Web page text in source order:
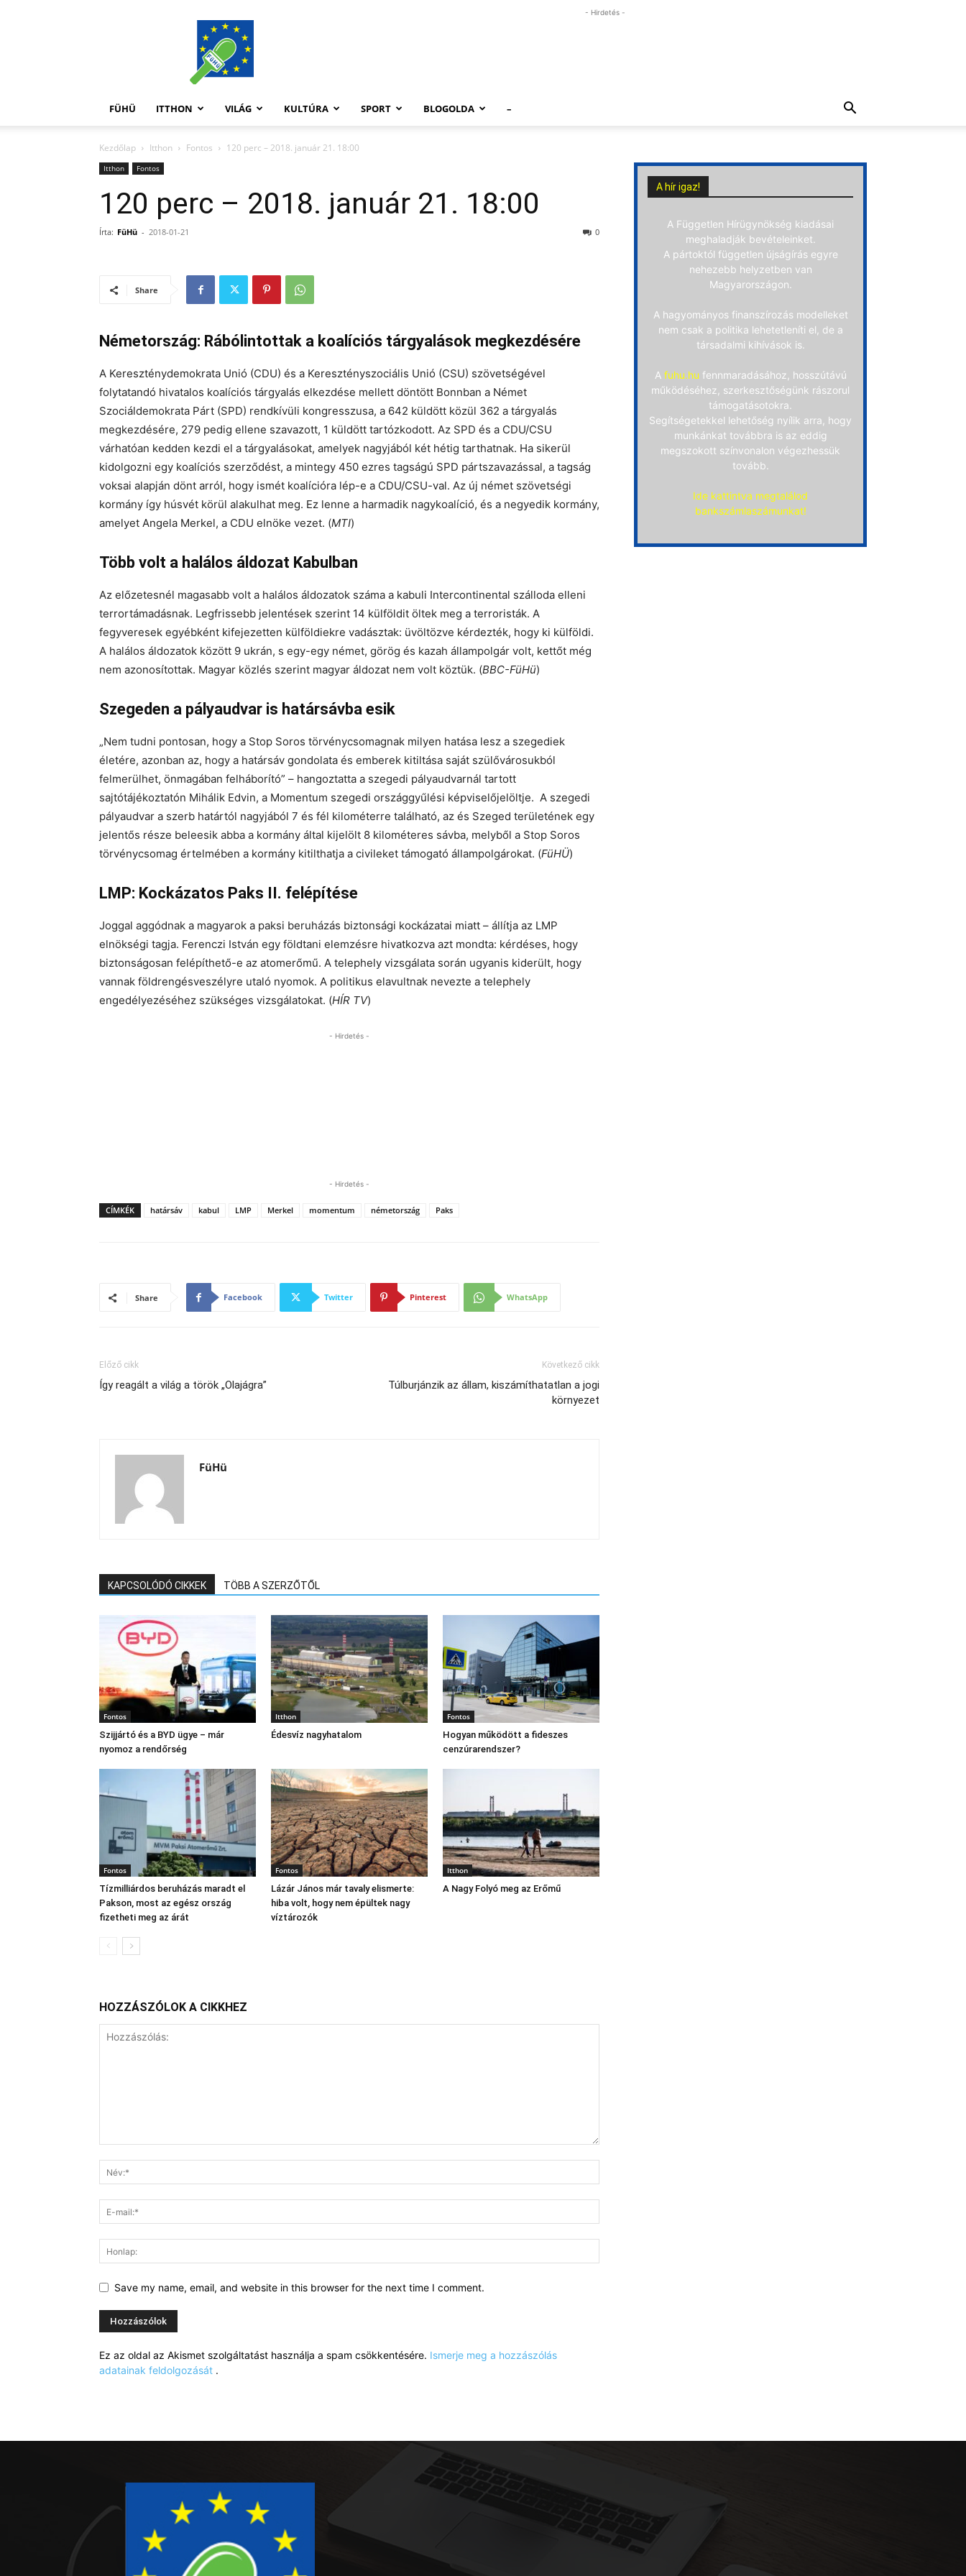
FüHü
- Hirdetés -
FÜHÜ ITTHON VILÁG KULTÚRA SPORT BLOGOLDA –
Kezdőlap Itthon Fontos 120 perc – 2018. január 21. 18:00
Itthon Fontos
120 perc – 2018. január 21. 18:00
Írta: FüHü - 2018-01-21 0
Share
Németország: Rábólintottak a koalíciós tárgyalások megkezdésére
A Kereszténydemokrata Unió (CDU) és a Keresztényszociális Unió (CSU) szövetségével
folytatandó hivatalos koalíciós tárgyalás elkezdése mellett döntött Bonnban a Német
Szociáldemokrata Párt (SPD) rendkívüli kongresszusa, a 642 küldött közül 362 a tárgyalás
megkezdésére, 279 pedig ellene szavazott, 1 küldött tartózkodott. Az SPD és a CDU/CSU
várhatóan kedden kezdi el a tárgyalásokat, amelyek nagyjából két hétig tarthatnak. Ha sikerül
kidolgozni egy koalíciós szerződést, a mintegy 450 ezres tagságú SPD pártszavazással, a tagság
voksai alapján dönt arról, hogy ismét koalícióra lép-e a CDU/CSU-val. Az új német szövetségi
kormány így húsvét körül alakulhat meg. Ez lenne a harmadik nagykoalíció, és a negyedik kormány,
amelyet Angela Merkel, a CDU elnöke vezet. (MTI)
Több volt a halálos áldozat Kabulban
Az előzetesnél magasabb volt a halálos áldozatok száma a kabuli Intercontinental szálloda elleni
terrortámadásnak. Legfrissebb jelentések szerint 14 külföldit öltek meg a terroristák. A
fegyveresek egyébként kifejezetten külföldiekre vadásztak: üvöltözve kérdezték, hogy ki külföldi.
A halálos áldozatok között 9 ukrán, s egy-egy német, görög és kazah állampolgár volt, kettőt még
nem azonosítottak. Magyar közlés szerint magyar áldozat nem volt köztük. (BBC-FüHü)
Szegeden a pályaudvar is határsávba esik
„Nem tudni pontosan, hogy a Stop Soros törvénycsomagnak milyen hatása lesz a szegediek
életére, azonban az, hogy a határsáv gondolata és emberek kitiltása saját szülővárosukból
felmerülhet, önmagában felháborító” – hangoztatta a szegedi pályaudvarnál tartott
sajtótájékoztatón Mihálik Edvin, a Momentum szegedi országgyűlési képviselőjelöltje. A szegedi
pályaudvar a szerb határtól nagyjából 7 és fél kilométerre található, az és Szeged területének egy
jelentős része beleesik abba a kormány által kijelölt 8 kilométeres sávba, melyből a Stop Soros
törvénycsomag értelmében a kormány kitilthatja a civileket támogató állampolgárokat. (FüHÜ)
LMP: Kockázatos Paks II. felépítése
Joggal aggódnak a magyarok a paksi beruházás biztonsági kockázatai miatt – állítja az LMP
elnökségi tagja. Ferenczi István egy földtani elemzésre hivatkozva azt mondta: kérdéses, hogy
biztonságosan felépíthető-e az atomerőmű. A telephely vizsgálata során ugyanis kiderült, hogy
vannak földrengésveszélyre utaló nyomok. A politikus elavultnak nevezte a telephely
engedélyezéséhez szükséges vizsgálatokat. (HÍR TV)
- Hirdetés -
- Hirdetés -
CÍMKÉK határsáv kabul LMP Merkel momentum németország Paks
Share Facebook Twitter Pinterest WhatsApp
Előző cikk
Így reagált a világ a török „Olajágra”
Következő cikk
Túlburjánzik az állam, kiszámíthatatlan a jogi
környezet
FüHü
KAPCSOLÓDÓ CIKKEK TÖBB A SZERZŐTŐL
Fontos
Szijjártó és a BYD ügye – már
nyomoz a rendőrség
Itthon
Édesvíz nagyhatalom
Fontos
Hogyan működött a fideszes
cenzúrarendszer?
Fontos
Tízmilliárdos beruházás maradt el
Pakson, most az egész ország
fizetheti meg az árát
Fontos
Lázár János már tavaly elismerte:
hiba volt, hogy nem épültek nagy
víztározók
Itthon
A Nagy Folyó meg az Erőmű
HOZZÁSZÓLOK A CIKKHEZ
Save my name, email, and website in this browser for the next time I comment.
Ez az oldal az Akismet szolgáltatást használja a spam csökkentésére. Ismerje meg a hozzászólás
adatainak feldolgozását .
A hír igaz!
A Független Hírügynökség kiadásai
meghaladják bevételeinket.
A pártoktól független újságírás egyre
nehezebb helyzetben van
Magyarországon.
A hagyományos finanszírozás modelleket
nem csak a politika lehetetleníti el, de a
társadalmi kihívások is.
A fuhu.hu fennmaradásához, hosszútávú
működéséhez, szerkesztőségünk rászorul
támogatásotokra.
Segítségetekkel lehetőség nyílik arra, hogy
munkánkat továbbra is az eddig
megszokott színvonalon végezhessük
tovább.
Ide kattintva megtalálod
bankszámlaszámunkat!